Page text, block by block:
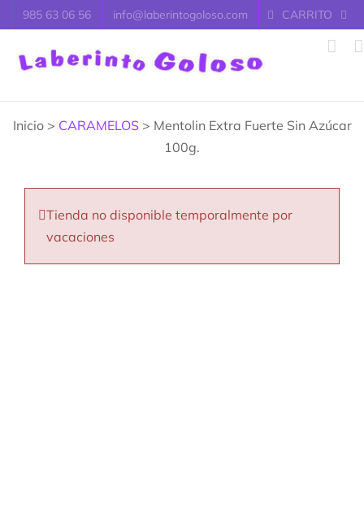
Saltar
al
contenido
985 63 06 56 info@laberintogoloso.com CARRITO
Inicio > CARAMELOS> Mentolin Extra Fuerte Sin Azúcar
100g.
Tienda no disponible temporalmente por
vacaciones